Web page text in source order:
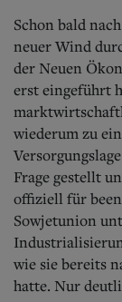
Schon bald
neuer Wind
der Neuen
erst eingeführt
wiederum zu
Frage gestellt
offiziell für
Sowjetunion
wie sie bereits
hatte. Nur